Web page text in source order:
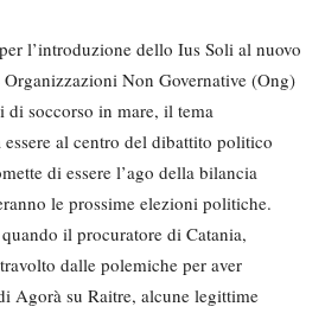
l’introduzione dello Ius Soli al nuovo
Non Governative (Ong)
di soccorso in mare, il tema
al centro del dibattito politico
di essere l’ago della bilancia
le prossime elezioni politiche.
il procuratore di Catania,
dalle polemiche per aver
Agorà su Raitre, alcune legittime